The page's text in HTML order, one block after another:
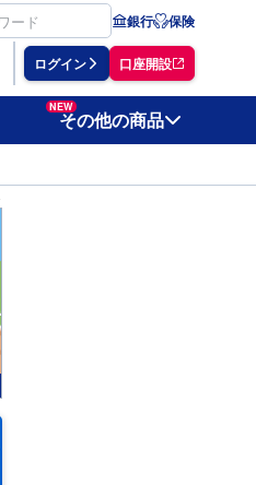
銀行 保険
ログイン 口座開設
NEW
その他の商品